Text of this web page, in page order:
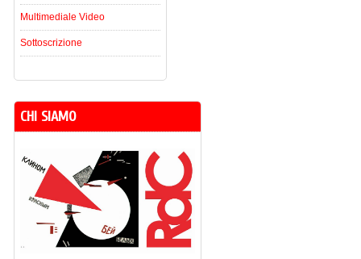
Multimediale Video
Sottoscrizione
CHI SIAMO